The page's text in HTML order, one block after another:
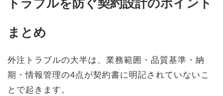
トラブルを防ぐ契約設計のポイント
まとめ
外注トラブルの大半は、業務範囲・品質基準・納
期・情報管理の4点が契約書に明記されていないこ
とで起きます。